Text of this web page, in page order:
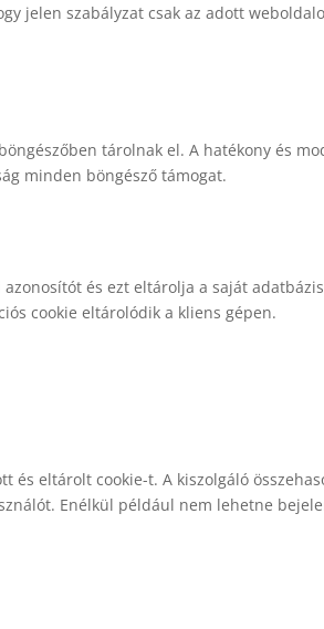
jelen szabályzat csak az adott
tárolnak el. A hatékony és
minden böngésző támogat.
és ezt eltárolja a saját
cookie eltárolódik a kliens gépen.
eltárolt cookie-t. A kiszolgáló
Enélkül például nem lehetne